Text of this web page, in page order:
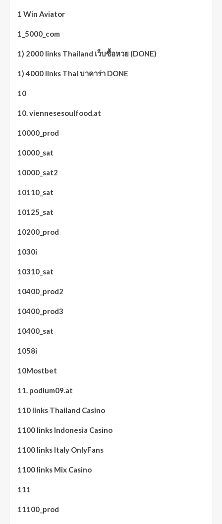
1 Win Aviator
1_5000_com
1) 2000 links Thailand เว็บซื้อหวย (DONE)
1) 4000 links Thai บาคาร่า DONE
10
10. viennesesoulfood.at
10000_prod
10000_sat
10000_sat2
10110_sat
10125_sat
10200_prod
1030i
10310_sat
10400_prod2
10400_prod3
10400_sat
1058i
10Mostbet
11. podium09.at
110 links Thailand Casino
1100 links Indonesia Casino
1100 links Italy OnlyFans
1100 links Mix Casino
111
11100_prod